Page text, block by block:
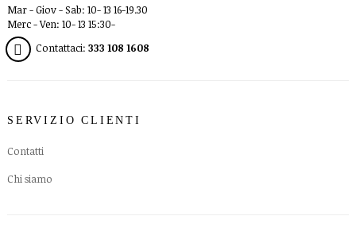
Mar - Giov - Sab: 10- 13 16-19.30
Merc - Ven: 10- 13 15:30-
Contattaci: 333 108 1608
SERVIZIO CLIENTI
Contatti
Chi siamo